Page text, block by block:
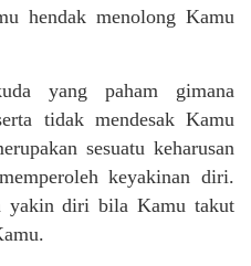
hendak menolong Kamu
yang paham gimana
tidak mendesak Kamu
sesuatu keharusan
keyakinan diri.
yakin diri bila Kamu takut